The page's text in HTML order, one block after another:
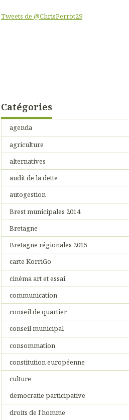
Tweets de @ChrisPerrot29
Catégories
agenda
agriculture
alternatives
audit de la dette
autogestion
Brest municipales 2014
Bretagne
Bretagne régionales 2015
carte KorriGo
cinéma art et essai
communication
conseil de quartier
conseil municipal
consommation
constitution européenne
culture
democratie participative
droits de l'homme